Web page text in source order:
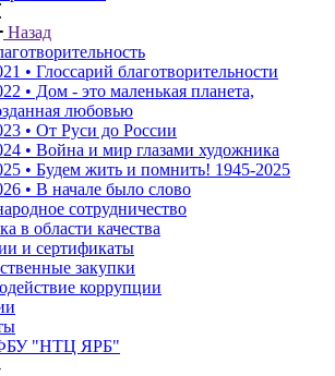
Назад
• Глоссарий благотворительности
• Дом - это маленькая планета,
любовью
• От Руси до России
• Война и мир глазами художника
• Будем жить и помнить! 1945-2025
• В начале было слово
сотрудничество
в области качества
и сертификаты
закупки
коррупции
"НТЦ ЯРБ"